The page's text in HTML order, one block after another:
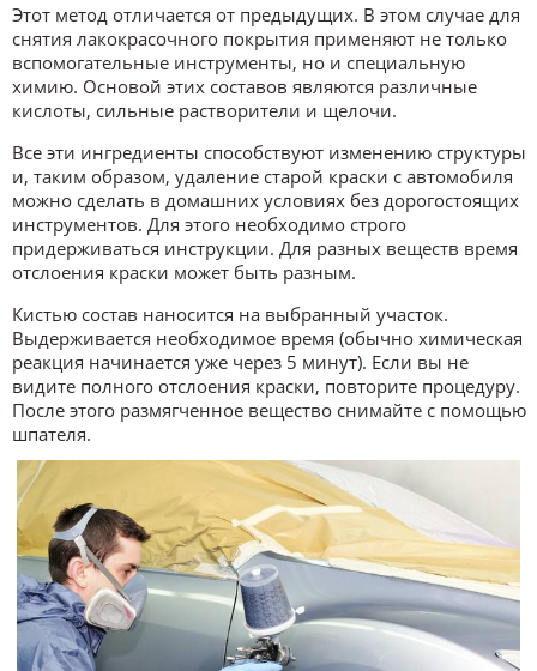
Этот метод отличается от предыдущих. В этом случае для
снятия лакокрасочного покрытия применяют не только
вспомогательные инструменты, но и специальную
химию. Основой этих составов являются различные
кислоты, сильные растворители и щелочи.
Все эти ингредиенты способствуют изменению структуры
и, таким образом, удаление старой краски с автомобиля
можно сделать в домашних условиях без дорогостоящих
инструментов. Для этого необходимо строго
придерживаться инструкции. Для разных веществ время
отслоения краски может быть разным.
Кистью состав наносится на выбранный участок.
Выдерживается необходимое время (обычно химическая
реакция начинается уже через 5 минут). Если вы не
видите полного отслоения краски, повторите процедуру.
После этого размягченное вещество снимайте с помощью
шпателя.